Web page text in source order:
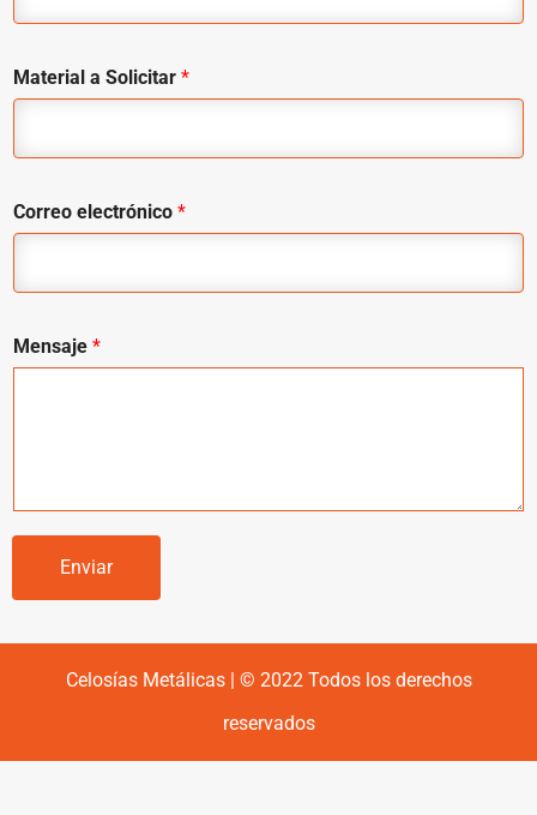
Material a Solicitar *
Correo electrónico *
Mensaje *
Enviar
Celosías Metálicas | © 2022 Todos los derechos
reservados